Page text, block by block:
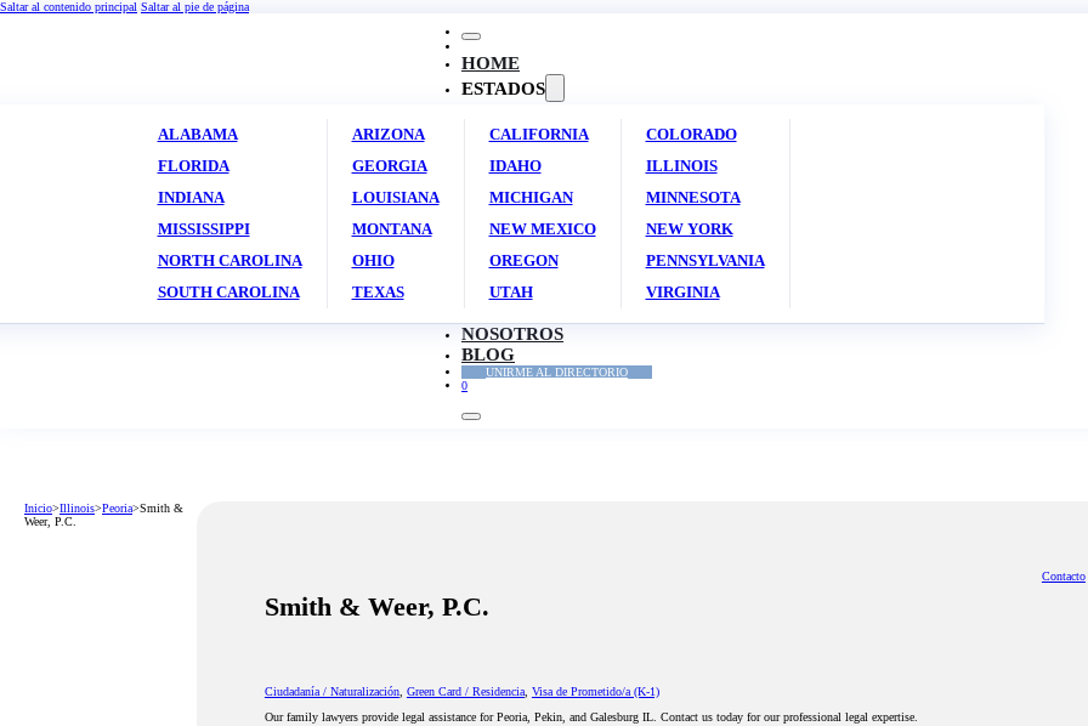
Saltar al contenido principal Saltar al pie de página
HOME
ESTADOS
ALABAMA ARIZONA CALIFORNIA
COLORADO
FLORIDA
GEORGIA IDAHO
ILLINOIS
INDIANA
LOUISIANA MICHIGAN
MINNESOTA
MISSISSIPPI
MONTANA NEW MEXICO
NEW YORK
NORTH CAROLINA
OHIO OREGON
PENNSYLVANIA
SOUTH CAROLINA
TEXAS UTAH VIRGINIA
NOSOTROS
BLOG
UNIRME AL DIRECTORIO
0
Inicio>Illinois>Peoria>Smith &
Weer, P.C.
Smith & Weer, P.C.
Ciudadanía / Naturalización, Green Card / Residencia, Visa de Prometido/a (K-1)
Our family lawyers provide legal assistance for Peoria, Pekin, and Galesburg IL. Contact us today for our professional legal expertise.
Contacto